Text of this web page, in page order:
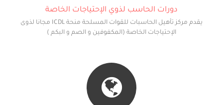
دورات الحاسب لذوي الإحتياجات الخاصة
يقدم مركز تأهيل الحاسبات للقوات المسلحة منحة ICDL مجانا لذوى
الإحتياجات الخاصة (المكفوفين و الصم و البكم )